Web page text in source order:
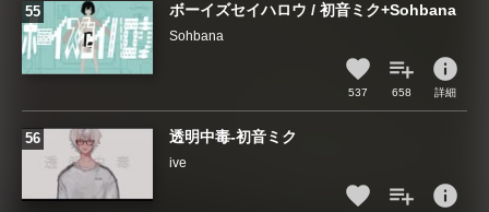
ボーイズセイハロウ / 初音ミク+Sohbana
Sohbana
537 658
info
詳細
透明中毒-初音ミク
ive
info